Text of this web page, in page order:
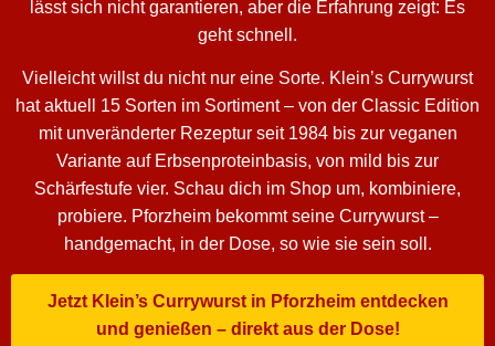
lässt sich nicht garantieren, aber die Erfahrung zeigt: Es
geht schnell.
Vielleicht willst du nicht nur eine Sorte. Klein’s Currywurst
hat aktuell 15 Sorten im Sortiment – von der Classic Edition
mit unveränderter Rezeptur seit 1984 bis zur veganen
Variante auf Erbsenproteinbasis, von mild bis zur
Schärfestufe vier. Schau dich im Shop um, kombiniere,
probiere. Pforzheim bekommt seine Currywurst –
handgemacht, in der Dose, so wie sie sein soll.
Jetzt Klein’s Currywurst in Pforzheim entdecken
und genießen – direkt aus der Dose!